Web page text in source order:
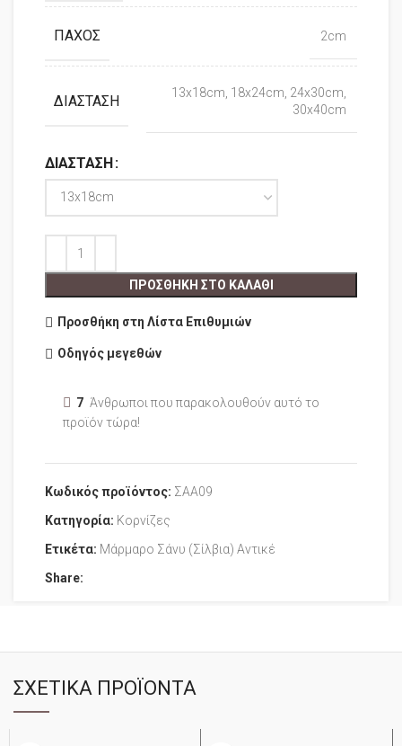
ΠΆΧΟΣ 2cm
ΔΙΆΣΤΑΣΗ
13x18cm, 18x24cm, 24x30cm,
30x40cm
ΔΙΆΣΤΑΣΗ
ΠΡΟΣΘΉΚΗ ΣΤΟ ΚΑΛΆΘΙ
Προσθήκη στη Λίστα Επιθυμιών
Οδηγός μεγεθών
7 Άνθρωποι που παρακολουθούν αυτό το
προϊόν τώρα!
Κωδικός προϊόντος: ΣΑΑ09
Κατηγορία: Κορνίζες
Ετικέτα: Μάρμαρο Σάνυ (Σίλβια) Αντικέ
Share:
ΣΧΕΤΙΚΆ ΠΡΟΪΌΝΤΑ